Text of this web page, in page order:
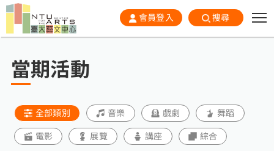
會員登入 搜尋
當期活動
全部類別 音樂 戲劇 舞蹈
電影 展覽 講座 綜合